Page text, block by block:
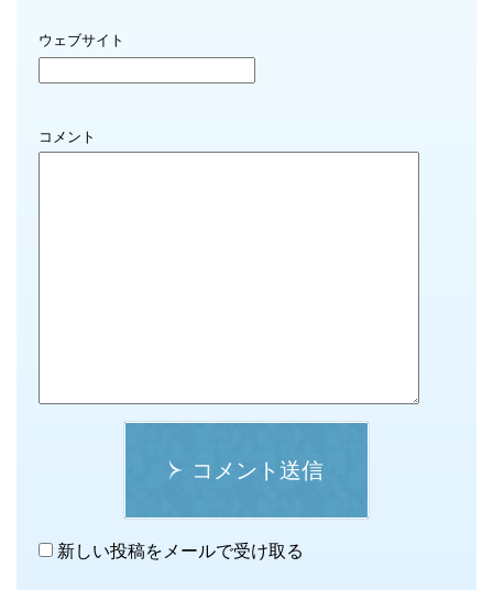
ウェブサイト
コメント
コメント送信
新しい投稿をメールで受け取る